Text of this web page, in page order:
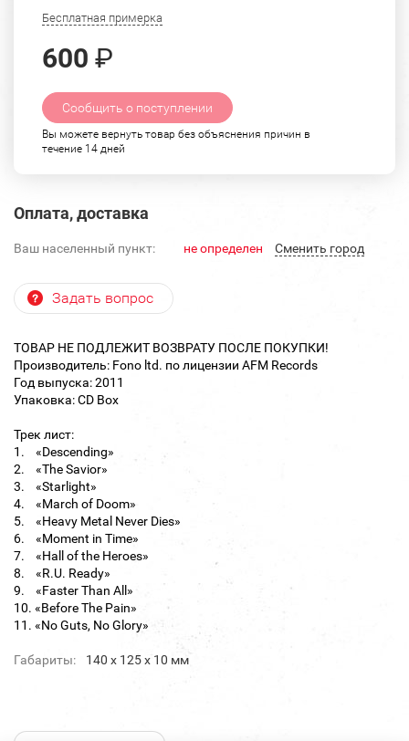
Бесплатная примерка
600 ₽
Сообщить о поступлении
Вы можете вернуть товар без объяснения причин в
течение 14 дней
Оплата, доставка
Ваш населенный пункт: не определен Cменить город
Задать вопрос
ТОВАР НЕ ПОДЛЕЖИТ ВОЗВРАТУ ПОСЛЕ ПОКУПКИ!
Производитель: Fono ltd. по лицензии AFM Records
Год выпуска: 2011
Упаковка: CD Box
Трек лист:
1. «Descending»
2. «The Savior»
3. «Starlight»
4. «March of Doom»
5. «Heavy Metal Never Dies»
6. «Moment in Time»
7. «Hall of the Heroes»
8. «R.U. Ready»
9. «Faster Than All»
10. «Before The Pain»
11. «No Guts, No Glory»
Габариты: 140 х 125 х 10 мм